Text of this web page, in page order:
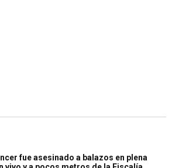
fue asesinado a balazos en plena